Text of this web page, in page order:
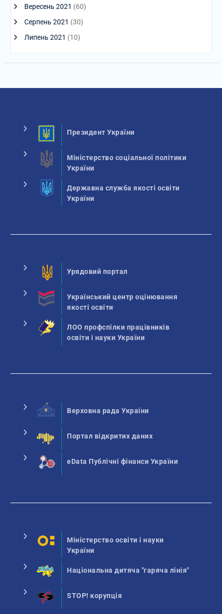
Вересень 2021 (60)
Серпень 2021 (30)
Липень 2021 (10)
Президент України
Міністерство соціальної політики
України
Державна служба якості освіти
України
Урядовий портал
Український центр оцінювання
якості освіти
ЛОО профспілки працівників
освіти і науки України
Верховна рада України
Портал відкритих даних
eData Публічні фінанси України
Міністерство освіти і науки
України
Національна дитяча "гаряча лінія"
STOP! корупція